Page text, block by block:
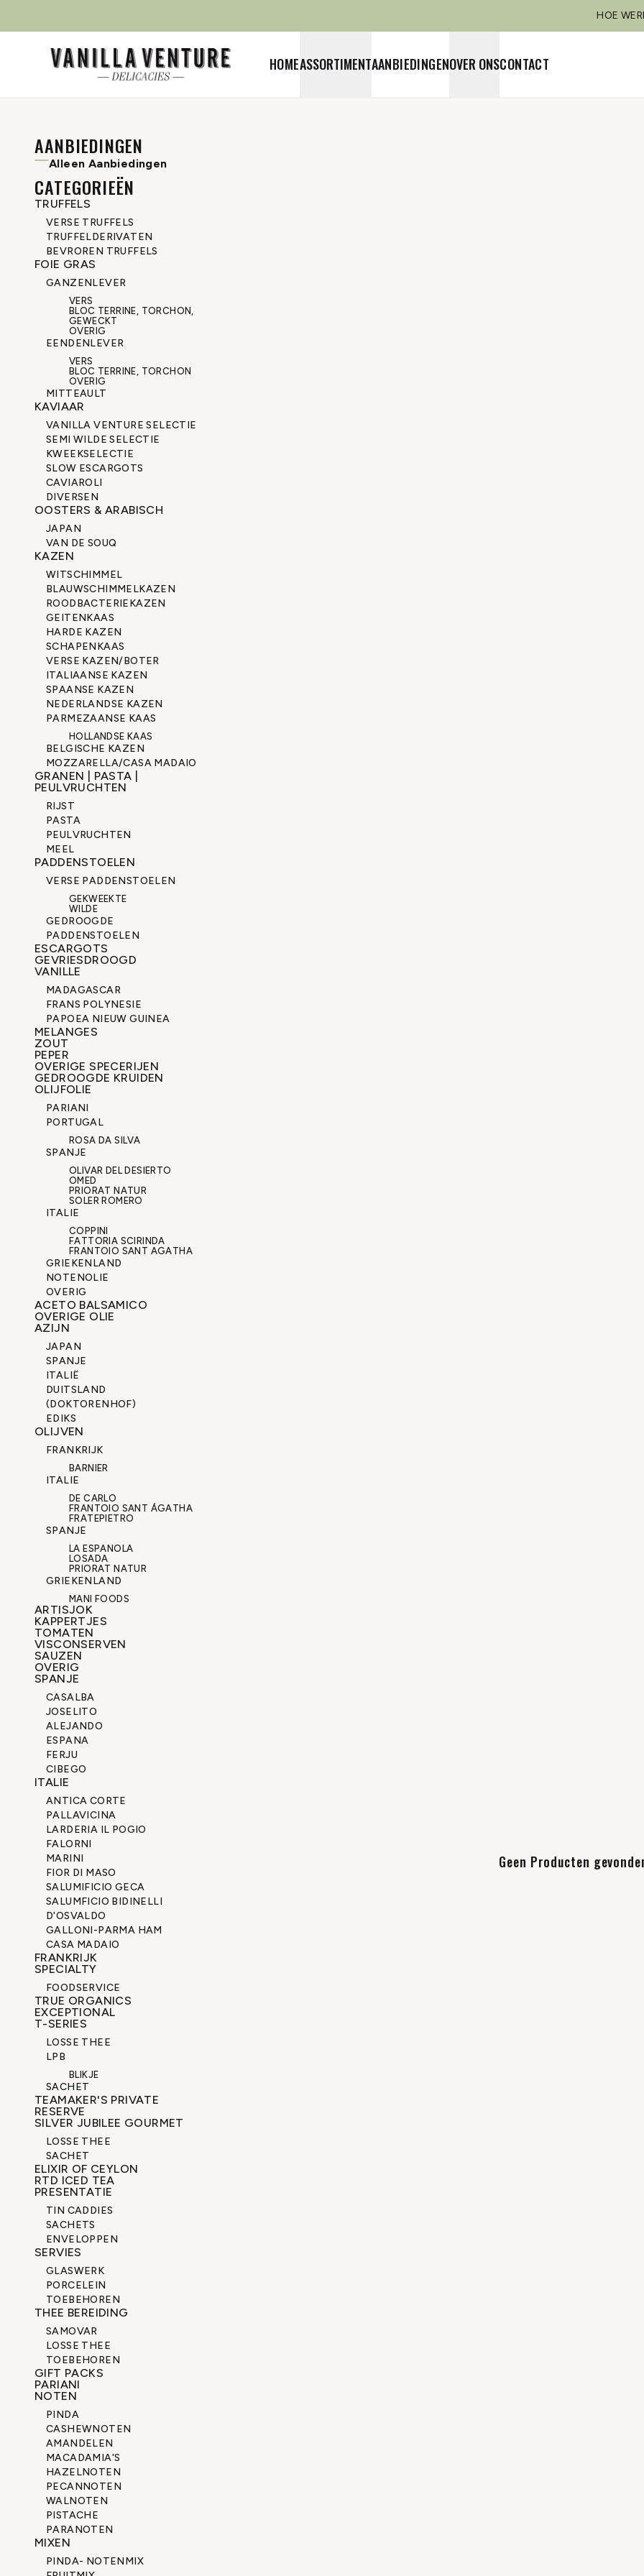
HOE
HOMEASSORTIMENTAANBIEDINGENOVER ONSCONTACT
AANBIEDINGEN
Alleen Aanbiedingen
CATEGORIEËN
TRUFFELS
VERSE TRUFFELS
TRUFFELDERIVATEN
BEVROREN TRUFFELS
FOIE GRAS
GANZENLEVER
VERS
BLOC TERRINE, TORCHON,
GEWECKT
OVERIG
EENDENLEVER
VERS
BLOC TERRINE, TORCHON
OVERIG
MITTEAULT
KAVIAAR
VANILLA VENTURE SELECTIE
SEMI WILDE SELECTIE
KWEEKSELECTIE
SLOW ESCARGOTS
CAVIAROLI
DIVERSEN
OOSTERS & ARABISCH
JAPAN
VAN DE SOUQ
KAZEN
WITSCHIMMEL
BLAUWSCHIMMELKAZEN
ROODBACTERIEKAZEN
GEITENKAAS
HARDE KAZEN
SCHAPENKAAS
VERSE KAZEN/BOTER
ITALIAANSE KAZEN
SPAANSE KAZEN
NEDERLANDSE KAZEN
PARMEZAANSE KAAS
HOLLANDSE KAAS
BELGISCHE KAZEN
MOZZARELLA/CASA MADAIO
GRANEN | PASTA |
PEULVRUCHTEN
RIJST
PASTA
PEULVRUCHTEN
MEEL
PADDENSTOELEN
VERSE PADDENSTOELEN
GEKWEEKTE
WILDE
GEDROOGDE
PADDENSTOELEN
ESCARGOTS
GEVRIESDROOGD
VANILLE
MADAGASCAR
FRANS POLYNESIE
PAPOEA NIEUW GUINEA
MELANGES
ZOUT
PEPER
OVERIGE SPECERIJEN
GEDROOGDE KRUIDEN
OLIJFOLIE
PARIANI
PORTUGAL
ROSA DA SILVA
SPANJE
OLIVAR DEL DESIERTO
OMED
PRIORAT NATUR
SOLER ROMERO
ITALIE
COPPINI
FATTORIA SCIRINDA
FRANTOIO SANT AGATHA
GRIEKENLAND
NOTENOLIE
OVERIG
ACETO BALSAMICO
OVERIGE OLIE
AZIJN
JAPAN
SPANJE
ITALIË
DUITSLAND
(DOKTORENHOF)
EDIKS
OLIJVEN
FRANKRIJK
BARNIER
ITALIE
DE CARLO
FRANTOIO SANT ÁGATHA
FRATEPIETRO
SPANJE
LA ESPANOLA
LOSADA
PRIORAT NATUR
GRIEKENLAND
MANI FOODS
ARTISJOK
KAPPERTJES
TOMATEN
VISCONSERVEN
SAUZEN
OVERIG
SPANJE
CASALBA
JOSELITO
ALEJANDO
ESPANA
FERJU
CIBEGO
ITALIE
ANTICA CORTE
PALLAVICINA
LARDERIA IL POGIO
FALORNI
MARINI
FIOR DI MASO
SALUMIFICIO GECA
SALUMFICIO BIDINELLI
D'OSVALDO
GALLONI-PARMA HAM
CASA MADAIO
FRANKRIJK
SPECIALTY
FOODSERVICE
TRUE ORGANICS
EXCEPTIONAL
T-SERIES
LOSSE THEE
LPB
BLIKJE
SACHET
TEAMAKER'S PRIVATE
RESERVE
SILVER JUBILEE GOURMET
LOSSE THEE
SACHET
ELIXIR OF CEYLON
RTD ICED TEA
PRESENTATIE
TIN CADDIES
SACHETS
ENVELOPPEN
SERVIES
GLASWERK
PORCELEIN
TOEBEHOREN
THEE BEREIDING
SAMOVAR
LOSSE THEE
TOEBEHOREN
GIFT PACKS
PARIANI
NOTEN
PINDA
CASHEWNOTEN
AMANDELEN
MACADAMIA'S
HAZELNOTEN
PECANNOTEN
WALNOTEN
PISTACHE
PARANOTEN
MIXEN
PINDA- NOTENMIX
Geen Producten